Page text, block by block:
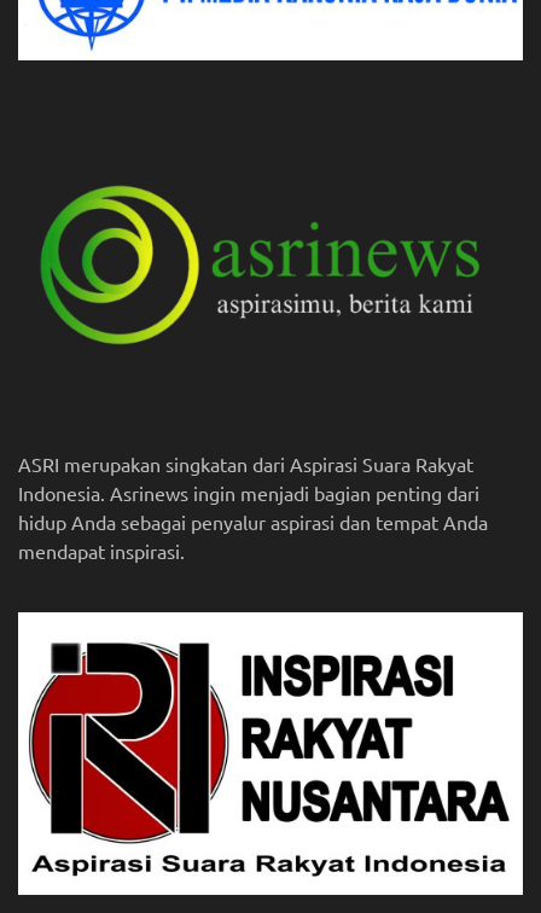
ASRI merupakan singkatan dari Aspirasi Suara Rakyat
Indonesia. Asrinews ingin menjadi bagian penting dari
hidup Anda sebagai penyalur aspirasi dan tempat Anda
mendapat inspirasi.